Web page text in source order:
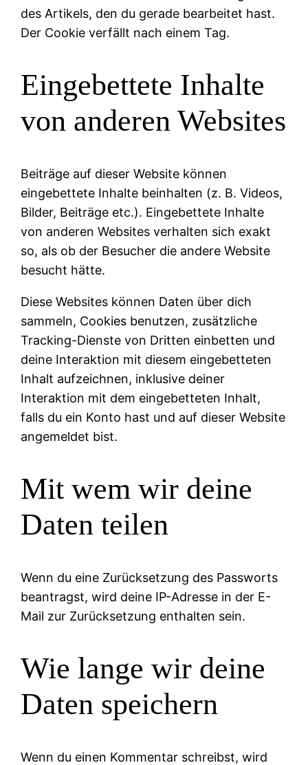
des Artikels, den du gerade bearbeitet hast.
Der Cookie verfällt nach einem Tag.
Eingebettete Inhalte
von anderen Websites
Beiträge auf dieser Website können
eingebettete Inhalte beinhalten (z. B. Videos,
Bilder, Beiträge etc.). Eingebettete Inhalte
von anderen Websites verhalten sich exakt
so, als ob der Besucher die andere Website
besucht hätte.
Diese Websites können Daten über dich
sammeln, Cookies benutzen, zusätzliche
Tracking-Dienste von Dritten einbetten und
deine Interaktion mit diesem eingebetteten
Inhalt aufzeichnen, inklusive deiner
Interaktion mit dem eingebetteten Inhalt,
falls du ein Konto hast und auf dieser Website
angemeldet bist.
Mit wem wir deine
Daten teilen
Wenn du eine Zurücksetzung des Passworts
beantragst, wird deine IP-Adresse in der E-
Mail zur Zurücksetzung enthalten sein.
Wie lange wir deine
Daten speichern
Wenn du einen Kommentar schreibst, wird